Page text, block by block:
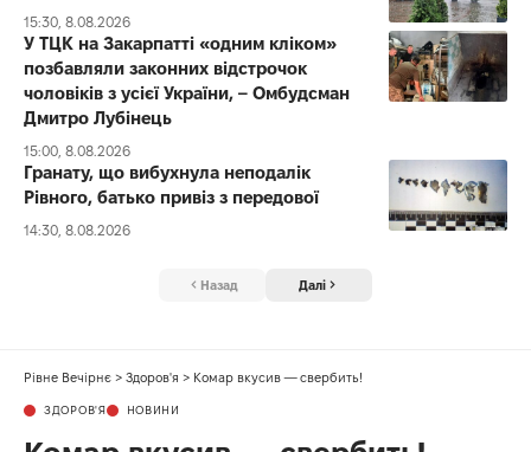
15:30, 8.08.2026
У ТЦК на Закарпатті «одним кліком»
позбавляли законних відстрочок
чоловіків з усієї України, – Омбудсман
Дмитро Лубінець
15:00, 8.08.2026
Гранату, що вибухнула неподалік
Рівного, батько привіз з передової
14:30, 8.08.2026
Назад Далі
Рівне Вечірнє > Здоров'я > Комар вкусив — свербить!
ЗДОРОВ'Я НОВИНИ